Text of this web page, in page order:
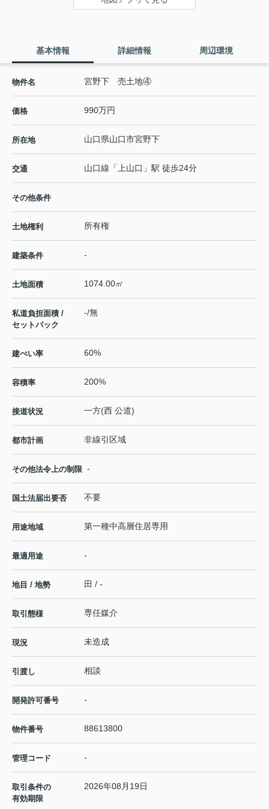
基本情報 詳細情報 周辺環境
物件名 宮野下 売土地④
価格 990万円
所在地 山口県山口市宮野下
交通 山口線 「 上山口 」駅 徒歩24分
その他条件
土地権利 所有権
建築条件 -
土地面積 1074.00㎡
私道負担面積 /
セットバック
-/無
建ぺい率 60%
容積率 200%
接道状況 一方(西 公道)
都市計画 非線引区域
その他法令上の制限 -
国土法届出要否 不要
用途地域 第一種中高層住居専用
最適用途 -
地目 / 地勢 田 / -
取引態様 専任媒介
現況 未造成
引渡し 相談
開発許可番号 -
物件番号 88613800
管理コード -
取引条件の
有効期限
2026年08月19日